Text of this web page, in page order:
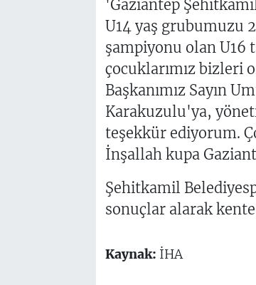
'Gaziantep
U14 yaş grubumuzu
şampiyonu olan U16
çocuklarımız bizleri
Başkanımız Sayın
Karakuzulu'ya,
teşekkür ediyorum.
İnşallah kupa
Şehitkamil
sonuçlar alarak
Kaynak: İHA